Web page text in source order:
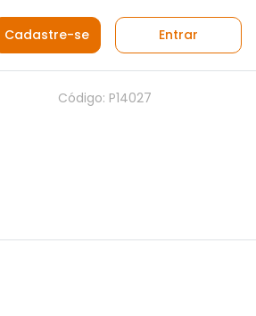
Cadastre-se Entrar
Código: P14027